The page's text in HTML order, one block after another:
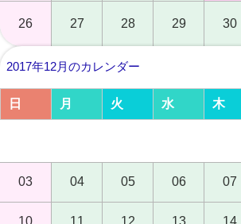
26 27 28 29 30
2017年12月のカレンダー
日 月 火 水 木
03 04 05 06 07
10 11 12 13 14